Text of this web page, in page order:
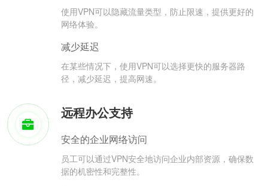
使用VPN可以隐藏流量类型，防止限速，提供更好的
网络体验。
减少延迟
在某些情况下，使用VPN可以选择更快的服务器路
径，减少延迟，提高网速。
远程办公支持
安全的企业网络访问
员工可以通过VPN安全地访问企业内部资源，确保数
据的机密性和完整性。